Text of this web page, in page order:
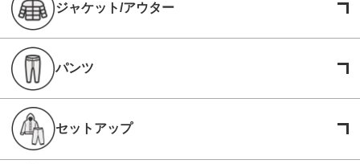
ジャケット/アウター
パンツ
セットアップ